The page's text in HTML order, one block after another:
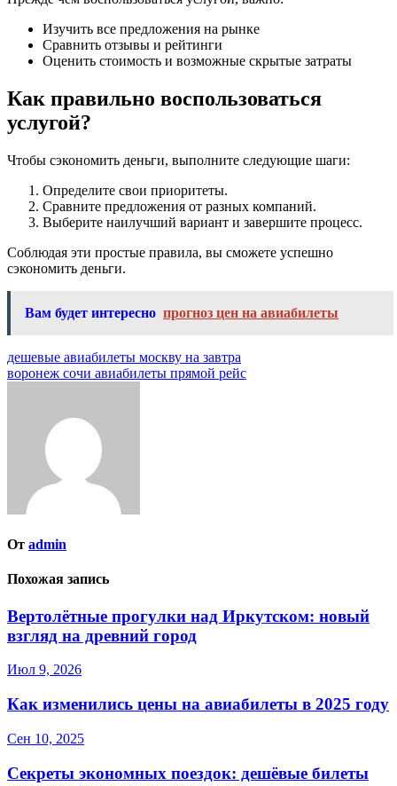
Изучить все предложения на рынке
Сравнить отзывы и рейтинги
Оценить стоимость и возможные скрытые затраты
Как правильно воспользоваться
услугой?
Чтобы сэкономить деньги, выполните следующие шаги:
Определите свои приоритеты.
Сравните предложения от разных компаний.
Выберите наилучший вариант и завершите процесс.
Соблюдая эти простые правила, вы сможете успешно
сэкономить деньги.
Вам будет интересно прогноз цен на авиабилеты
Навигация
по
дешевые авиабилеты москву на завтра
воронеж сочи авиабилеты прямой рейс
От admin
Похожая запись
Вертолётные прогулки над Иркутском: новый
взгляд на древний город
Июл 9, 2026
Как изменились цены на авиабилеты в 2025 году
Сен 10, 2025
Секреты экономных поездок: дешёвые билеты